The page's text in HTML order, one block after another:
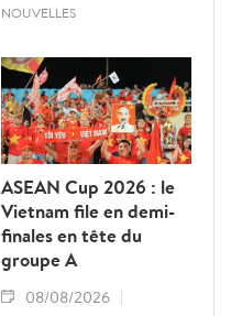
NOUVELLES
ASEAN Cup 2026 : le
Vietnam file en demi-
finales en tête du
groupe A
08/08/2026